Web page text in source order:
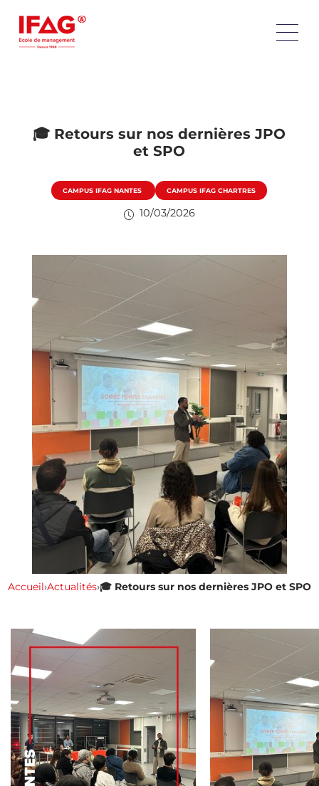
🎓 Retours sur nos dernières JPO
et SPO
CAMPUS IFAG NANTES CAMPUS IFAG CHARTRES
10/03/2026
Accueil›Actualités›🎓 Retours sur nos dernières JPO et SPO